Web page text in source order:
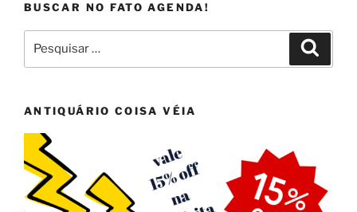
BUSCAR NO FATO AGENDA!
por:
ANTIQUÁRIO COISA VÉIA